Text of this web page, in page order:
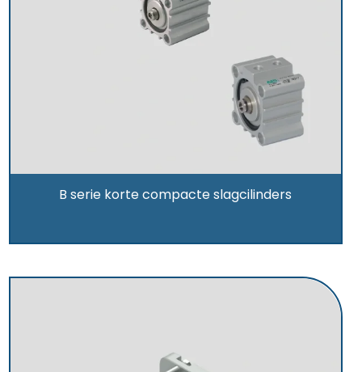
B serie korte compacte slagcilinders